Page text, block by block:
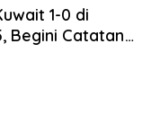
1-0 di
Begini Catatan